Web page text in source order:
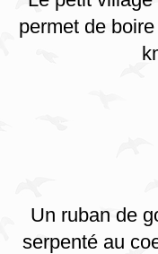
permet de
Un ruban de
serpenté au